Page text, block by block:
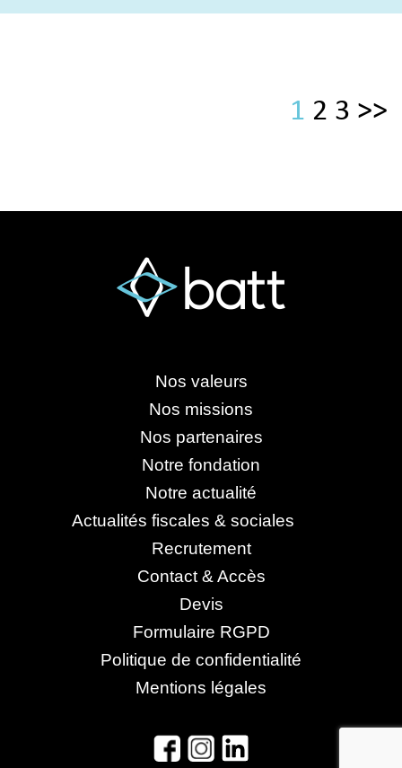
1 2 3 >>
Nos valeurs
Nos missions
Nos partenaires
Notre fondation
Notre actualité
Actualités fiscales & sociales
Recrutement
Contact & Accès
Devis
Formulaire RGPD
Politique de confidentialité
Mentions légales